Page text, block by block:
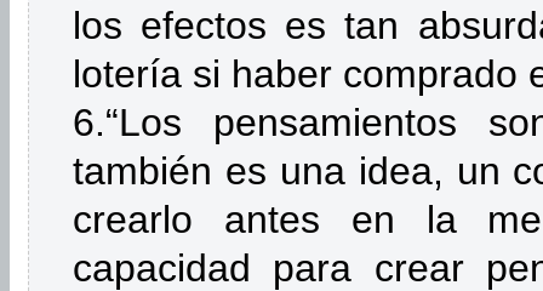
los efectos es tan
lotería si haber comprado
6.“Los pensamientos
también es una idea, un
crearlo antes en la
capacidad para crear